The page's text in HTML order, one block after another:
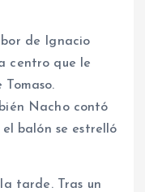
de Ignacio
centro que le
Nacho contó
balón se estrelló
tarde. Tras un